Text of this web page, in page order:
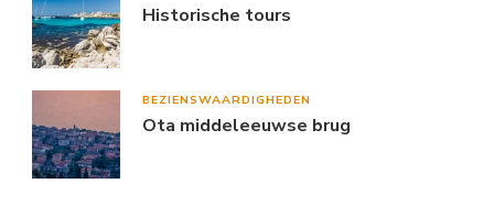
Historische tours
BEZIENSWAARDIGHEDEN
Ota middeleeuwse brug